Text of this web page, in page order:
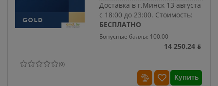
Доставка в г.Минск 13 августа
с 18:00 до 23:00. Стоимость:
БЕСПЛАТНО
Бонусные баллы: 100.00
14 250.24 ƃ
(0)
Купить